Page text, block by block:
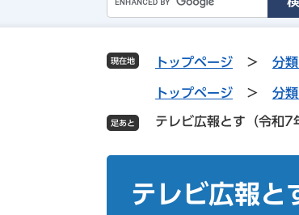
o
g
l
ス
現在地 トップページ > 分
トップページ > 分
テレビ広報とす（令和7
テレビ広報と